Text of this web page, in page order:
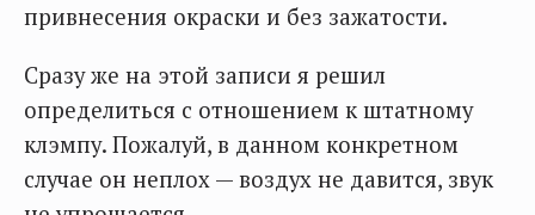
привнесения окраски и без зажатости.
Сразу же на этой записи я решил
определиться с отношением к штатному
клэмпу. Пожалуй, в данном конкретном
случае он неплох — воздух не давится, звук